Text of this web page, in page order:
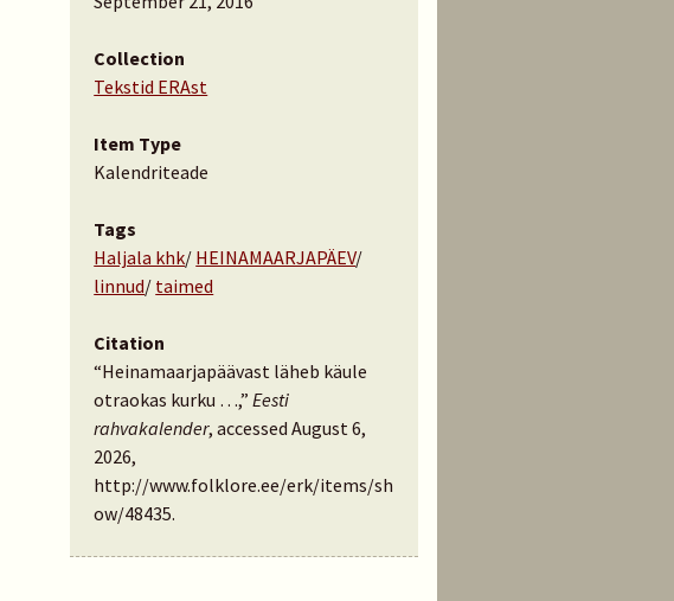
Collection
Tekstid ERAst
Item Type
Kalendriteade
Tags
Haljala khk/ HEINAMAARJAPÄEV/
linnud/ taimed
Citation
“Heinamaarjapäävast läheb käule
otraokas kurku …,”Eesti
rahvakalender, accessed August 6,
2026,
http://www.folklore.ee/erk/items/sh
ow/48435.